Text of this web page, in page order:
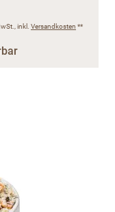
inkl. Versandkosten **